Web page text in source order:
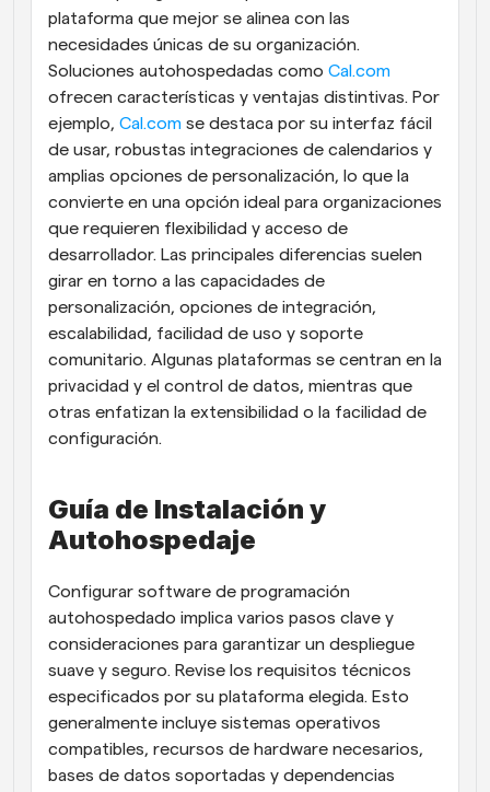
plataforma que mejor se alinea con las
necesidades únicas de su organización.
Soluciones autohospedadas como Cal.com
ofrecen características y ventajas distintivas. Por
ejemplo, Cal.com se destaca por su interfaz fácil
de usar, robustas integraciones de calendarios y
amplias opciones de personalización, lo que la
convierte en una opción ideal para organizaciones
que requieren flexibilidad y acceso de
desarrollador. Las principales diferencias suelen
girar en torno a las capacidades de
personalización, opciones de integración,
escalabilidad, facilidad de uso y soporte
comunitario. Algunas plataformas se centran en la
privacidad y el control de datos, mientras que
otras enfatizan la extensibilidad o la facilidad de
configuración.
Guía de Instalación y
Autohospedaje
Configurar software de programación
autohospedado implica varios pasos clave y
consideraciones para garantizar un despliegue
suave y seguro. Revise los requisitos técnicos
especificados por su plataforma elegida. Esto
generalmente incluye sistemas operativos
compatibles, recursos de hardware necesarios,
bases de datos soportadas y dependencias